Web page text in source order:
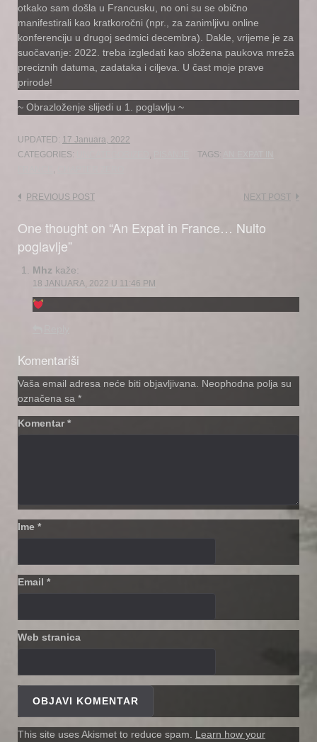
otkako sam došla u Francusku, no oni su se obično
manifestirali kao kratkoročni (npr., za zanimljivu online
konferenciju u drugoj sedmici decembra). Dakle, vrijeme je za
suočavanje: 2022. treba izgledati kao složena paukova mreža
preciznih datuma, zadataka i ciljeva. U čast moje prave
prirode!
~ Obrazloženje slijedi u 1. poglavlju ~
UPDATED: 17 Januara, 2022
CATEGORIES:
, TAGS:
,
Post
PREVIOUS POST NEXT POST
One thought on “An Expat in France… Nulto
poglavlje”
Mhz kaže:
18 JANUARA, 2022 U 11:46 PM
Komentariši
Vaša email adresa neće biti objavljivana. Neophodna polja su
označena sa *
Komentar*
Ime *
Email *
Web stranica
This site uses Akismet to reduce spam. Learn how your